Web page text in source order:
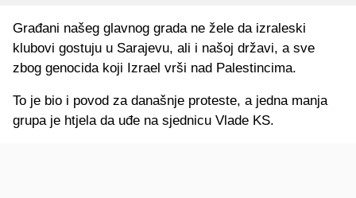
Građani našeg glavnog grada ne žele da izraleski
klubovi gostuju u Sarajevu, ali i našoj državi, a sve
zbog genocida koji Izrael vrši nad Palestincima.
To je bio i povod za današnje proteste, a jedna manja
grupa je htjela da uđe na sjednicu Vlade KS.